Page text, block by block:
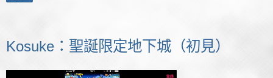
Kosuke：聖誕限定地下城（初見）